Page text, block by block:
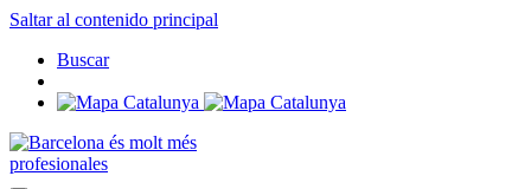
Saltar al contenido principal
Buscar
profesionales